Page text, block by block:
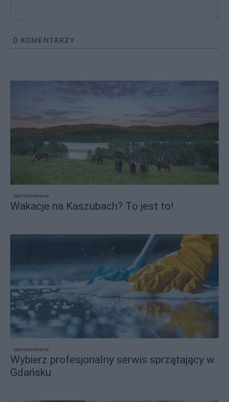
0 KOMENTARZY
sponsorowane
Wakacje na Kaszubach? To jest to!
sponsorowane
Wybierz profesjonalny serwis sprzątający w
Gdańsku